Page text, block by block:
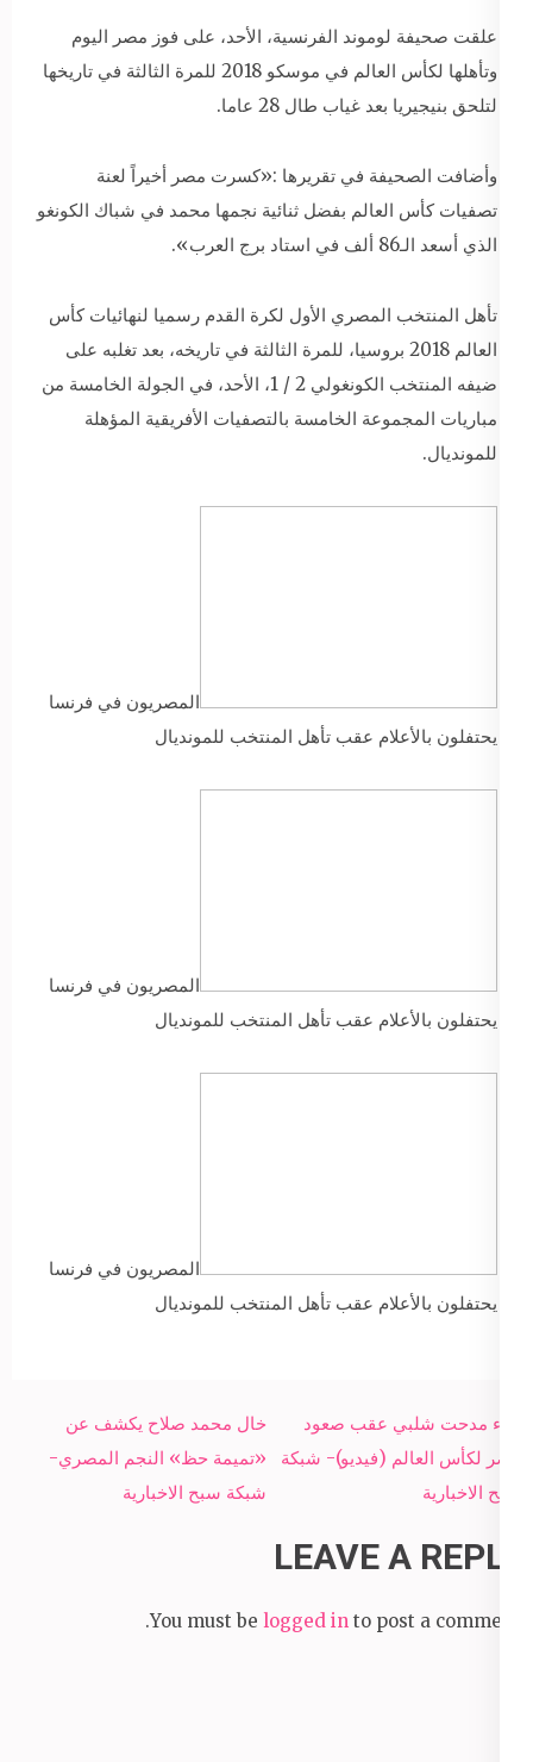
علقت صحيفة لوموند الفرنسية، الأحد، على فوز مصر اليوم
وتأهلها لكأس العالم في موسكو 2018 للمرة الثالثة في تاريخها
لتلحق بنيجيريا بعد غياب طال 28 عاما.
وأضافت الصحيفة في تقريرها :«كسرت مصر أخيراً لعنة
تصفيات كأس العالم بفضل ثنائية نجمها محمد في شباك الكونغو
الذي أسعد الـ86 ألف في استاد برج العرب».
تأهل المنتخب المصري الأول لكرة القدم رسميا لنهائيات كأس
العالم 2018 بروسيا، للمرة الثالثة في تاريخه، بعد تغلبه على
ضيفه المنتخب الكونغولي 2 / 1، الأحد، في الجولة الخامسة من
مباريات المجموعة الخامسة بالتصفيات الأفريقية المؤهلة
للمونديال.
المصريون في فرنسا
يحتفلون بالأعلام عقب تأهل المنتخب للمونديال
المصريون في فرنسا
يحتفلون بالأعلام عقب تأهل المنتخب للمونديال
المصريون في فرنسا
يحتفلون بالأعلام عقب تأهل المنتخب للمونديال
Post
navigation
خال محمد صلاح يكشف عن
«تميمة حظ» النجم المصري-
شبكة سبح الاخبارية
بكاء مدحت شلبي عقب صعود
مصر لكأس العالم (فيديو)- شبكة
سبح الاخبارية
LEAVE A REPLY
You must be logged in to post a comment.